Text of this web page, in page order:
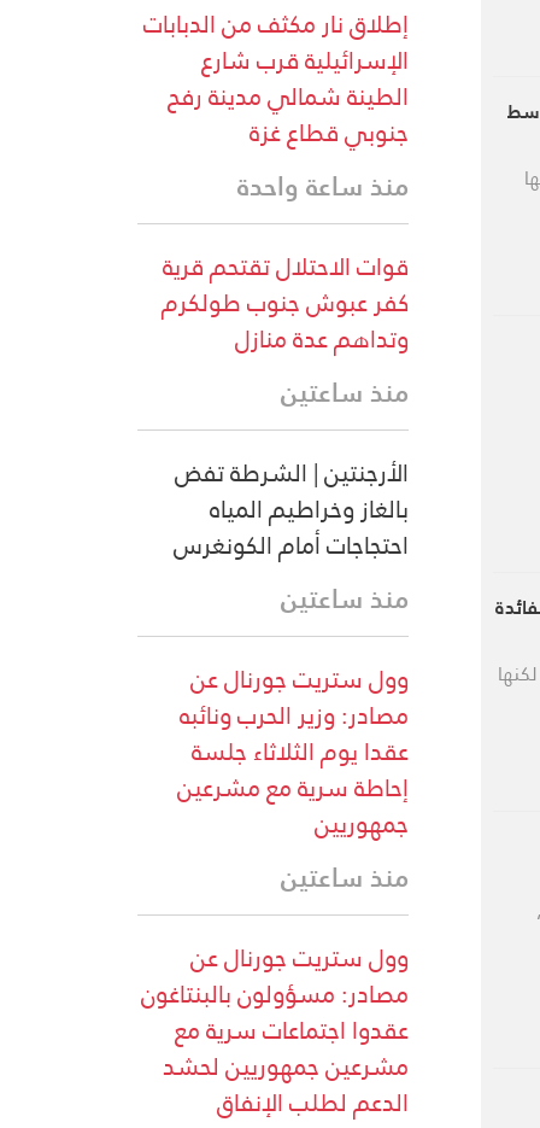
إطلاق نار مكثف من الدبابات
الإسرائيلية قرب شارع
الطينة شمالي مدينة رفح
جنوبي قطاع غزة
منذ ساعة واحدة
قوات الاحتلال تقتحم قرية
كفر عبوش جنوب طولكرم
وتداهم عدة منازل
منذ ساعتين
الأرجنتين | الشرطة تفض
بالغاز وخراطيم المياه
احتجاجات أمام الكونغرس
منذ ساعتين
وول ستريت جورنال عن
مصادر: وزير الحرب ونائبه
عقدا يوم الثلاثاء جلسة
إحاطة سرية مع مشرعين
جمهوريين
منذ ساعتين
وول ستريت جورنال عن
مصادر: مسؤولون بالبنتاغون
عقدوا اجتماعات سرية مع
مشرعين جمهوريين لحشد
الدعم لطلب الإنفاق